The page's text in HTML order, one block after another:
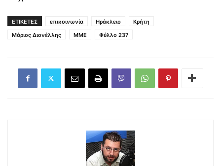
ΕΤΙΚΕΤΕΣ επικοινωνία Ηράκλειο
Κρήτη
Μάριος Διονέλλης
ΜΜΕ Φύλλο 237